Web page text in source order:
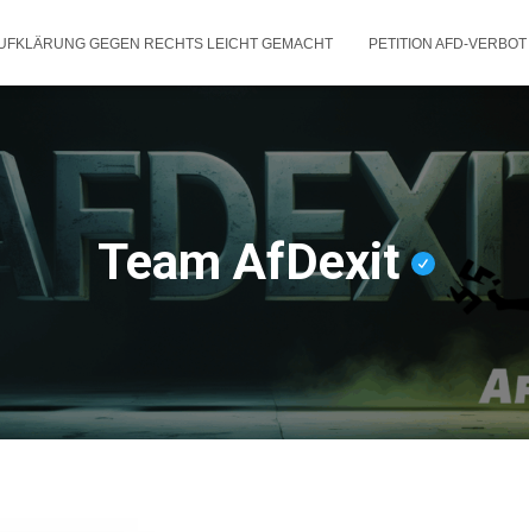
GEGEN RECHTS LEICHT GEMACHT PETITION AFD-VERBOT
Team AfDexit